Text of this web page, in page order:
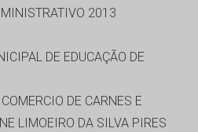
2013
DE EDUCAÇÃO DE
COMERCIO DE CARNES E
LIMOEIRO DA SILVA PIRES